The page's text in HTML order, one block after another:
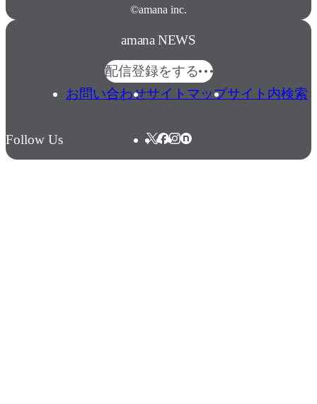
©amana inc.
amana NEWS
配信登録をする
お問い合わせサイトマップサイト内検索
Follow Us